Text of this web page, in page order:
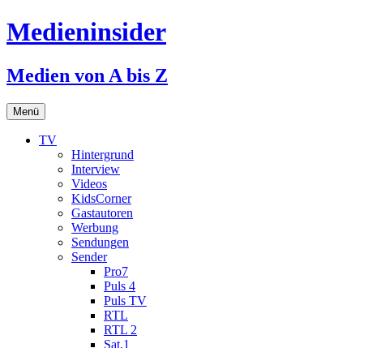
Medieninsider
Medien von A bis Z
Menü Zum
Inhalt
springen
TV
Hintergrund
Interview
Videos
KidsCorner
Gastautoren
Werbung
Sendungen
Sender
Pro7
Puls 4
Puls TV
RTL
RTL 2
Sat.1